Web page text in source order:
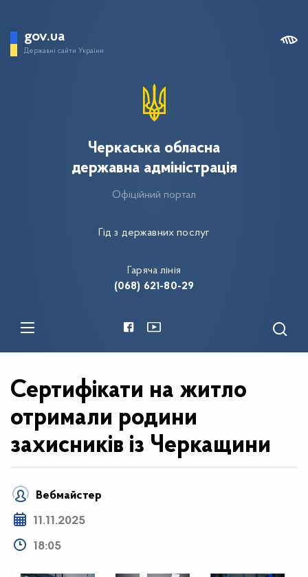
gov.ua
Державні сайти України
Гід з державних послуг
Черкаська обласна
державна адміністрація
Офіційний портал
Гаряча лінія
(068) 621-80-29
Сертифікати на житло
отримали родини
захисників із Черкащини
Вебмайстер
11.11.2025
18:05